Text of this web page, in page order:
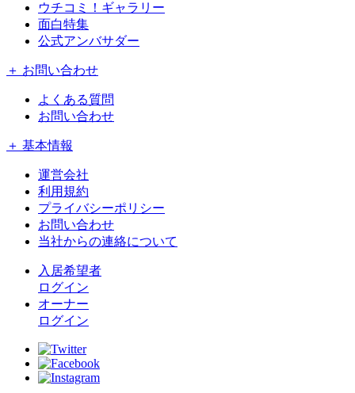
ウチコミ！ギャラリー
面白特集
公式アンバサダー
＋ お問い合わせ
よくある質問
お問い合わせ
＋ 基本情報
運営会社
利用規約
プライバシーポリシー
お問い合わせ
当社からの連絡について
入居希望者
ログイン
オーナー
ログイン